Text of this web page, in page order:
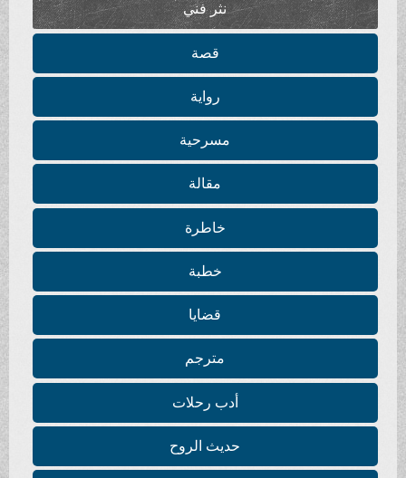
نثر فني
قصة
رواية
مسرحية
مقالة
خاطرة
خطبة
قضايا
مترجم
أدب رحلات
حديث الروح